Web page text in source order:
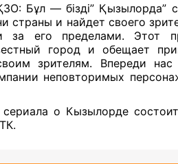
Бұл — бізді” Қызылорда”
страны и найдет своего
за его пределами. Этот
город и обещает
зрителям. Впереди
неповторимых
сериала о Кызылорде